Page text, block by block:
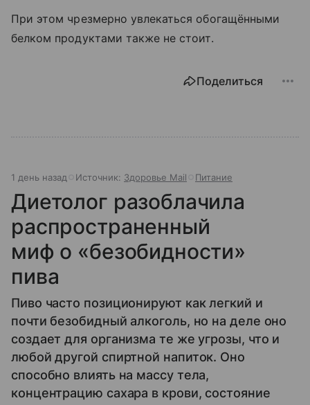
При этом чрезмерно увлекаться обогащёнными
белком продуктами также не стоит.
Поделиться
1 день назад Источник: Здоровье Mail Питание
Диетолог разоблачила
распространенный
миф о «безобидности»
пива
Пиво часто позиционируют как легкий и
почти безобидный алкоголь, но на деле оно
создает для организма те же угрозы, что и
любой другой спиртной напиток. Оно
способно влиять на массу тела,
концентрацию сахара в крови, состояние